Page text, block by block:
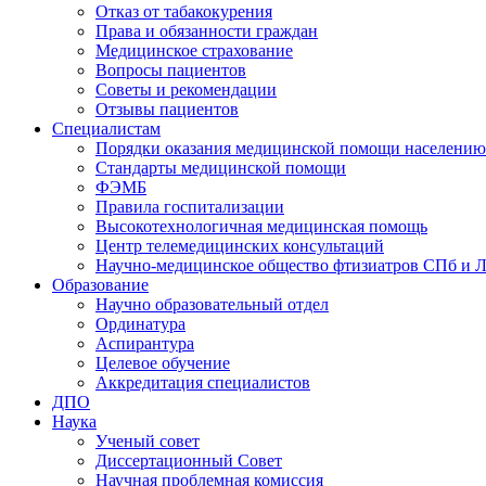
Отказ от табакокурения
Права и обязанности граждан
Медицинское страхование
Вопросы пациентов
Советы и рекомендации
Отзывы пациентов
Специалистам
Порядки оказания медицинской помощи населению
Стандарты медицинской помощи
ФЭМБ
Правила госпитализации
Высокотехнологичная медицинская помощь
Центр телемедицинских консультаций
Научно-медицинское общество фтизиатров СПб и
Образование
Научно образовательный отдел
Ординатура
Аспирантура
Целевое обучение
Аккредитация специалистов
ДПО
Наука
Ученый совет
Диссертационный Совет
Научная проблемная комиссия